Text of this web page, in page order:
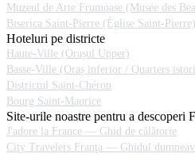
Muzeul de Arte Frumoase (Musée des
Biserica Saint-Pierre (Église Saint-Pierre)
Hoteluri pe districte
Haute-Ville (Orașul Upper)
Basse-Ville (Oraș inferior / Quarters
Districtul Saint-Chéron
Bourg Saint-Maurice
Site-urile noastre pentru a descoperi
J'adore la France — Ghid de călătorie
City Travelers Franţa — Ghidul